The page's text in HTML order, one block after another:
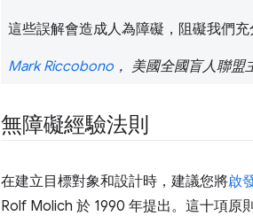
這些誤解會造成人為障礙，阻礙我們
Mark Riccobono ， 美國全國盲人聯盟
無障礙經驗法則
在建立目標對象和設計時，建議您將啟
Rolf Molich 於 1990 年提出。這十項原